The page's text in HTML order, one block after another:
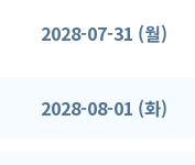
2028-07-31 (월)
2028-08-01 (화)